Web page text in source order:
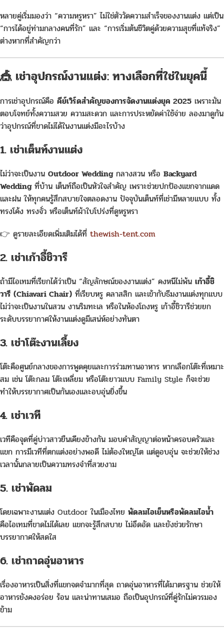
หลายคู่เริ่มมองว่า “ความหรูหรา” ไม่ใช่ตัววัดความสำเร็จของงานแต่ง แต่เป็น
“การได้อยู่ท่ามกลางคนที่รัก” และ “การเริ่มต้นชีวิตคู่ด้วยความสุขที่แท้จริง”
ต่างหากที่สำคัญกว่า
🎪 เช่าอุปกรณ์งานแต่ง: ทางเลือกที่ใช่ในยุคนี้
การเช่าอุปกรณ์คือ คีย์เวิร์ดสำคัญของการจัดงานแต่งยุค 2025 เพราะมัน
ตอบโจทย์ทั้งความสวย ความสะดวก และการประหยัดค่าใช้จ่าย ลองมาดูกัน
ว่าอุปกรณ์ที่ขาดไม่ได้ในงานแต่งมีอะไรบ้าง
1. เช่าเต็นท์งานแต่ง
ไม่ว่าจะเป็นงาน Outdoor Weddingกลางสวน หรือ Backyard
Weddingที่บ้าน เต็นท์ถือเป็นหัวใจสำคัญ เพราะช่วยปกป้องแขกจากแดด
และฝน ให้ทุกคนรู้สึกสบายใจตลอดงาน ปัจจุบันเต็นท์ที่เช่ามีหลายแบบ ทั้ง
ทรงโค้ง ทรงจั่ว หรือเต็นท์ผ้าใบโปร่งที่ดูหรูหรา
👉 ดูรายละเอียดเพิ่มเติมได้ที่ thewish-tent.com
2. เช่าเก้าอี้ชิวารี
ถ้ามีไอเทมที่เรียกได้ว่าเป็น “สัญลักษณ์ของงานแต่ง” คงหนีไม่พ้น เก้าอี้ชิ
วารี (Chiavari Chair) ที่เรียบหรู คลาสสิก และเข้ากับธีมงานแต่งทุกแบบ
ไม่ว่าจะเป็นงานในสวน งานริมทะเล หรือในห้องโถงหรู เก้าอี้ชิวารีช่วยยก
ระดับบรรยากาศให้งานแต่งดูมีเสน่ห์อย่างทันตา
3. เช่าโต๊ะงานเลี้ยง
โต๊ะคือศูนย์กลางของการพูดคุยและการร่วมทานอาหาร หากเลือกโต๊ะที่เหมาะ
สม เช่น โต๊ะกลม โต๊ะเหลี่ยม หรือโต๊ะยาวแบบ Family Style ก็จะช่วย
ทำให้บรรยากาศเป็นกันเองและอบอุ่นยิ่งขึ้น
4. เช่าเวที
เวทีคือจุดที่คู่บ่าวสาวยืนเคียงข้างกัน มอบคำสัญญาต่อหน้าครอบครัวและ
แขก การมีเวทีที่ตกแต่งอย่างพอดี ไม่ต้องใหญ่โต แต่ดูอบอุ่น จะช่วยให้ช่วง
เวลานั้นกลายเป็นความทรงจำที่สวยงาม
5. เช่าพัดลม
โดยเฉพาะงานแต่ง Outdoor ในเมืองไทย พัดลมไอเย็นหรือพัดลมไอน้ำ
คือไอเทมที่ขาดไม่ได้เลย แขกจะรู้สึกสบาย ไม่อึดอัด และยังช่วยรักษา
บรรยากาศให้สดใส
6. เช่าถาดอุ่นอาหาร
เรื่องอาหารเป็นสิ่งที่แขกจดจำมากที่สุด ถาดอุ่นอาหารที่ได้มาตรฐาน ช่วยให้
อาหารยังคงอร่อย ร้อน และน่าทานเสมอ ถือเป็นอุปกรณ์ที่คู่รักไม่ควรมอง
ข้าม